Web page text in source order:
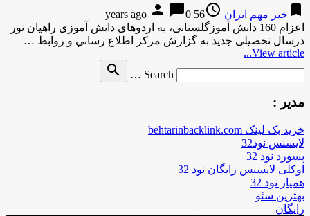
bookmark خبر مهم ایران access_time
56 years ago
person chat_bubble0
اعزام 160 دانش آموزگلستانی، به اردوهای دانش آموزی راهیان نور
درسال تحصیلی جدید به گزارش مركز اطلاع رساني و روابط …
View article...
Search …
search
مدیر :
خرید بک لینک behtarinbacklink.com
لایسنس نود32
پسورد نود 32
اوکلی لایسنس رایگان نود 32
همیار نود 32
بهترین سئو
رایگان